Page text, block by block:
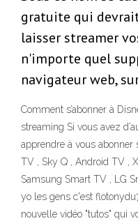
gratuite qui
laisser streamer
n'importe quel
navigateur web,
Comment s’abonner à
streaming Si vous avez
apprendre à vous
TV , Sky Q , Android TV ,
Samsung Smart TV , LG
yo les gens c'est
nouvelle vidéo "tutos" qui